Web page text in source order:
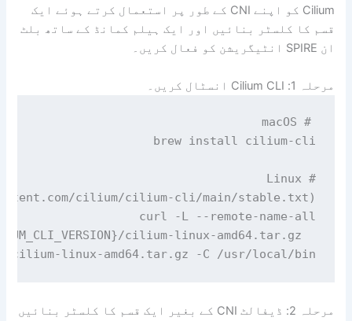
Cilium کو اپنے CNI کے طور پر استعمال کرتے ہوئے ایک
قسم کا کلسٹر بنائیں اور ایک ہیلم کمانڈ کے ساتھ بلٹ
ان SPIRE انٹیگریشن کو فعال کریں۔
مرحلہ 1: Cilium CLI انسٹال کریں۔
cilium-linux-amd64.tar.gz -C /usr/local/bin
مرحلہ 2: ڈیفالٹ CNI کے بغیر ایک قسم کا کلسٹر بنائیں